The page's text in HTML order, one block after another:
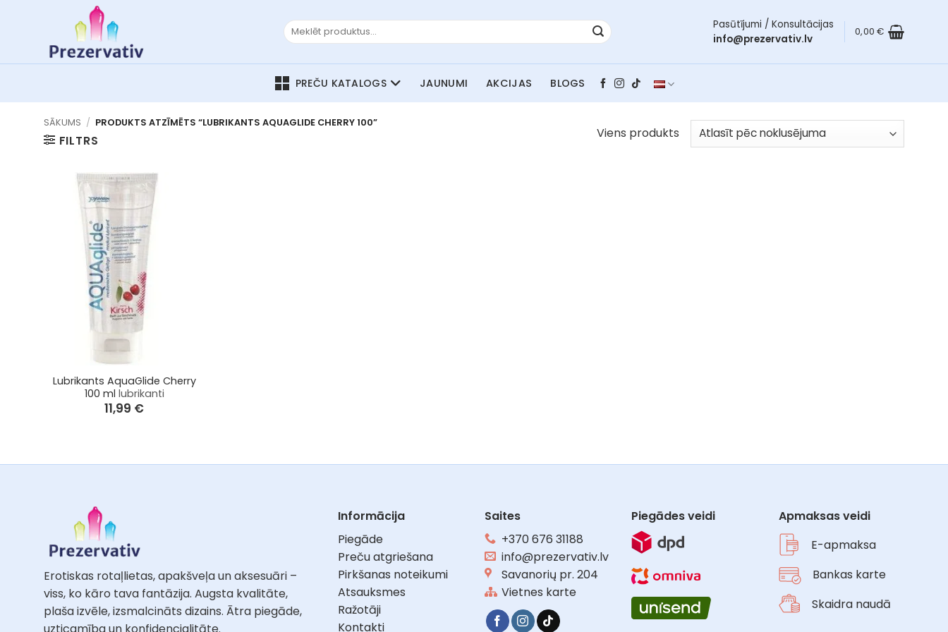
Meklēt:
Pasūtījumi / Konsultācijas
info@prezervativ.lv
0,00€
JAUNUMI AKCIJAS BLOGS
SĀKUMS / PRODUKTS ATZĪMĒTS “LUBRIKANTS AQUAGLIDE CHERRY 100”
FILTRS
Viens produkts
Lubrikants AquaGlide Cherry
100 ml lubrikanti
11,99 €
Erotiskas rotaļlietas, apakšveļa un aksesuāri –
viss, ko kāro tava fantāzija. Augsta kvalitāte,
plaša izvēle, izsmalcināts dizains. Ātra piegāde,
uzticamība un konfidencialitāte.
Informācija
Piegāde
Preču atgriešana
Pirkšanas noteikumi
Atsauksmes
Ražotāji
Kontakti
Saites
+370 676 31188
info@prezervativ.lv
Savanorių pr. 204
Vietnes karte
Piegādes veidi
Apmaksas veidi
E-apmaksa
Bankas karte
Skaidra naudā